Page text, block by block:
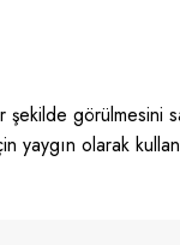
şekilde
olarak